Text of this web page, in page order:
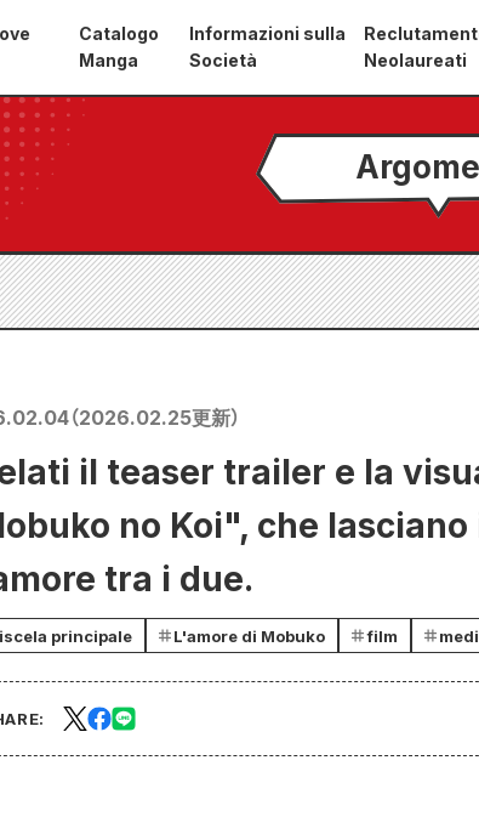
Catalogo
Manga
Informazioni sulla
Società
Neolaureati
（2026.02.25更新）
il teaser trailer e la
no Koi", che
tra i due.
principale L'amore di Mobuko film